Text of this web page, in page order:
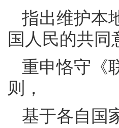
指出维护本
国人民的共
重申恪守《
则，
基于各自国